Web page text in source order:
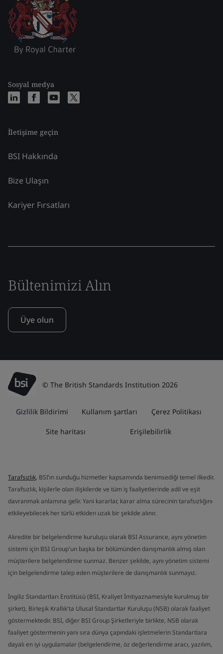
Sosyal medya
İletişime geçin
BSI Hakkında
Bize Ulaşın
Kariyer Fırsatları
Bültenimizi Alın
Üye olun
© The British Standards Institution 2026
Gizlilik Bildirimi Kullanım şartları Çerez Politikası
Site haritası Erişilebilirlik
Tarafsızlık, BSI’ın sunduğu hizmetler kapsamında benimsediği temel ilkedir.
Tarafsızlık, kişilerle olan ilişkilerde ve tüm iş faaliyetlerinde adil ve eşit
davranmak anlamına gelir. Yani kararlar, karar alma sürecinin tarafsızlığını
etkileyebilecek her türlü etkiden uzak bir şekilde alınır.
Akredite bir belgelendirme kuruluşu olarak BSI Assurance, aynı yönetim
sistemi için BSI Group'un başka bir bölümünden danışmanlık almış olan
müşterilere belgelendirme sunmaz. Benzer şekilde, aynı yönetim sistemi
için belgelendirme talep eden müşterilere de danışmanlık sunmayız.
İngiliz Standartları Enstitüsü (BSI, Kraliyet İmtiyaznamesiyle kurulmuş bir
şirket), Birleşik Krallık'ta Ulusal Standartlar Kuruluşu (NSB) olarak faaliyet
göstermektedir. BSI, diğer BSI Group Şirketleriyle birlikte, NSB olarak
faaliyet göstermenin yanı sıra dünya çapındaki işletmelerin Standartlara
dayalı en iyi uygulamalar (belgelendirme, öz değerlendirme aracı, yazılım,